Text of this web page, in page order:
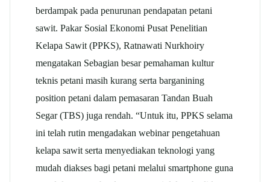
berdampak pada penurunan pendapatan petani
sawit. Pakar Sosial Ekonomi Pusat Penelitian
Kelapa Sawit (PPKS), Ratnawati Nurkhoiry
mengatakan Sebagian besar pemahaman kultur
teknis petani masih kurang serta barganining
position petani dalam pemasaran Tandan Buah
Segar (TBS) juga rendah. “Untuk itu, PPKS selama
ini telah rutin mengadakan webinar pengetahuan
kelapa sawit serta menyediakan teknologi yang
mudah diakses bagi petani melalui smartphone guna